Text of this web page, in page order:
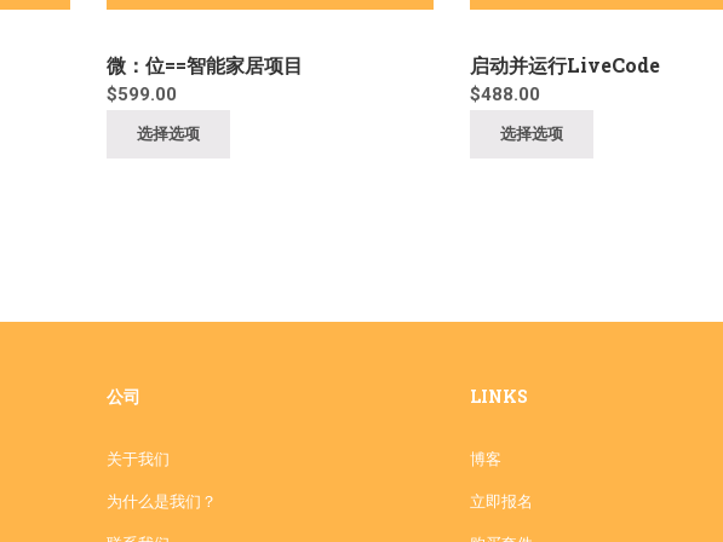
微：位==智能家居项目
$599.00
选择选项
启动并运行LiveCode
$488.00
选择选项
公司
关于我们
为什么是我们？
LINKS
博客
立即报名